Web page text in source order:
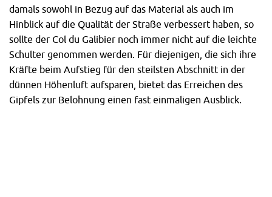
damals sowohl in Bezug auf das Material als auch im
Hinblick auf die Qualität der Straße verbessert haben, so
sollte der Col du Galibier noch immer nicht auf die leichte
Schulter genommen werden. Für diejenigen, die sich ihre
Kräfte beim Aufstieg für den steilsten Abschnitt in der
dünnen Höhenluft aufsparen, bietet das Erreichen des
Gipfels zur Belohnung einen fast einmaligen Ausblick.